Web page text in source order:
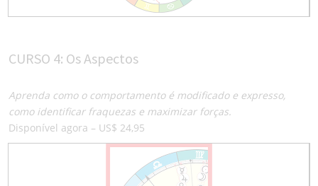
CURSO 4: Os Aspectos
Aprenda como o comportamento é modificado e expresso,
como identificar fraquezas e maximizar forças.
Disponível agora – US$ 24,95